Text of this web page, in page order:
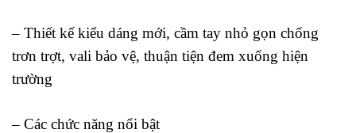
– Thiết kế kiểu dáng mới, cầm tay nhỏ gọn chống
trơn trợt, vali bảo vệ, thuận tiện đem xuống hiện
trường
– Các chức năng nổi bật